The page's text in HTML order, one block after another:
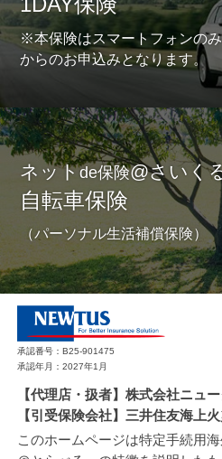
※本保険はスマートフォンのみ
からのお申込みとなります。
ネットde保険@さいく
自転車保険
（パーソナル生活補償保険）
承認番号：B25-901475
承認年月：2027年1月
【代理店・扱者】株式会社ニュ
【引受保険会社】三井住友海上
このホームページは特定手続用